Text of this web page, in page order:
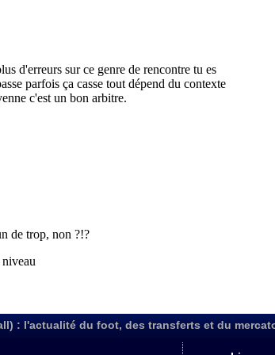
: l'actualité du foot, des transferts et du